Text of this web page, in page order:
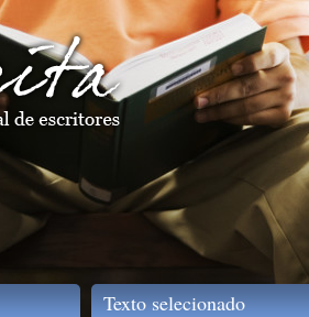
Texto selecionado